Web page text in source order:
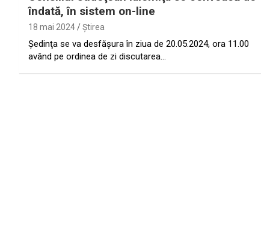
îndată, în sistem on-line
18 mai 2024 Ştirea
Şedinţa se va desfăşura în ziua de 20.05.2024, ora 11.00
având pe ordinea de zi discutarea…